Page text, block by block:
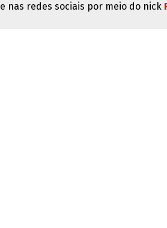
e nas redes sociais por meio do nick